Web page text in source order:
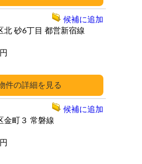
詳細
北 砂6丁目 都営新宿線
候補に追加
金町３ 常磐線
候補に追加